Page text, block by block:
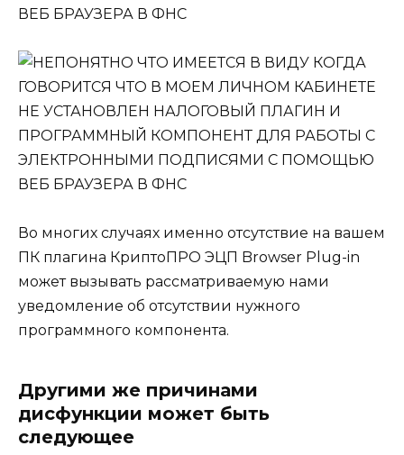
Во многих случаях именно отсутствие на вашем
ПК плагина КриптоПРО ЭЦП Browser Plug-in
может вызывать рассматриваемую нами
уведомление об отсутствии нужного
программного компонента.
Другими же причинами
дисфункции может быть
следующее